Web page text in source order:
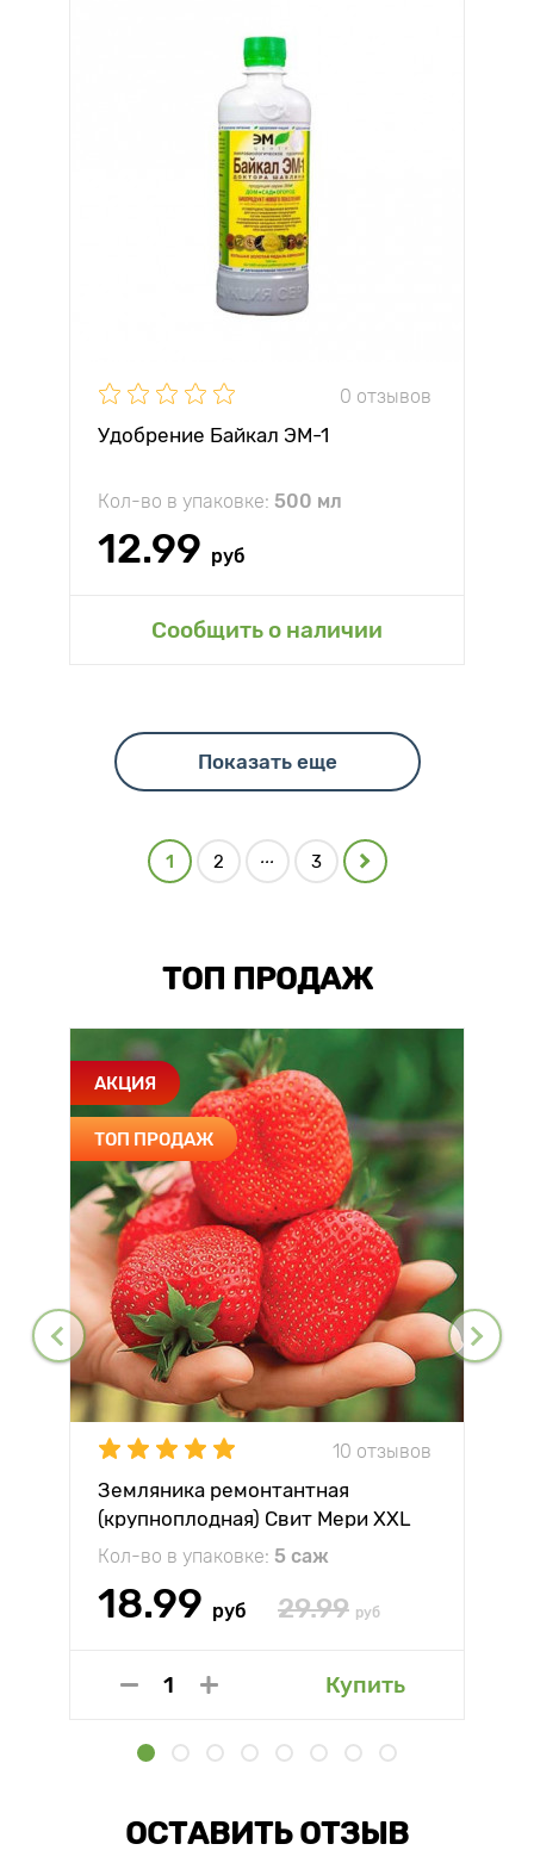
0 отзывов
Удобрение Байкал ЭМ-1
Кол-во в упаковке: 500 мл
12.99 руб
Сообщить о наличии
Показать еще
1 2 ... 3
ТОП ПРОДАЖ
АКЦИЯ
ТОП ПРОДАЖ
10 отзывов
Земляника ремонтантная
(крупноплодная) Свит Мери XXL
Кол-во в упаковке: 5 саж
18.99 руб 29.99 руб
Купить
ОСТАВИТЬ ОТЗЫВ